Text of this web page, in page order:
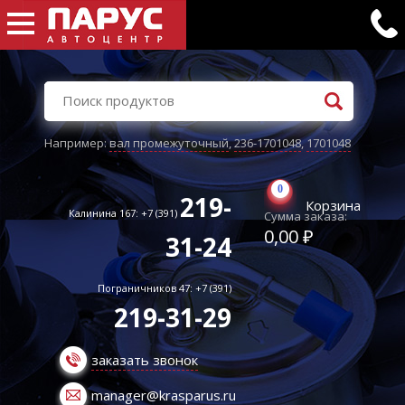
Например:вал промежуточный,236-1701048,1701048
Калинина 167: +7 (391) 219-
31-24
Пограничников 47: +7 (391)
219-31-29
заказать звонок
manager@krasparus.ru
0
Корзина
Сумма заказа:
0,00 ₽